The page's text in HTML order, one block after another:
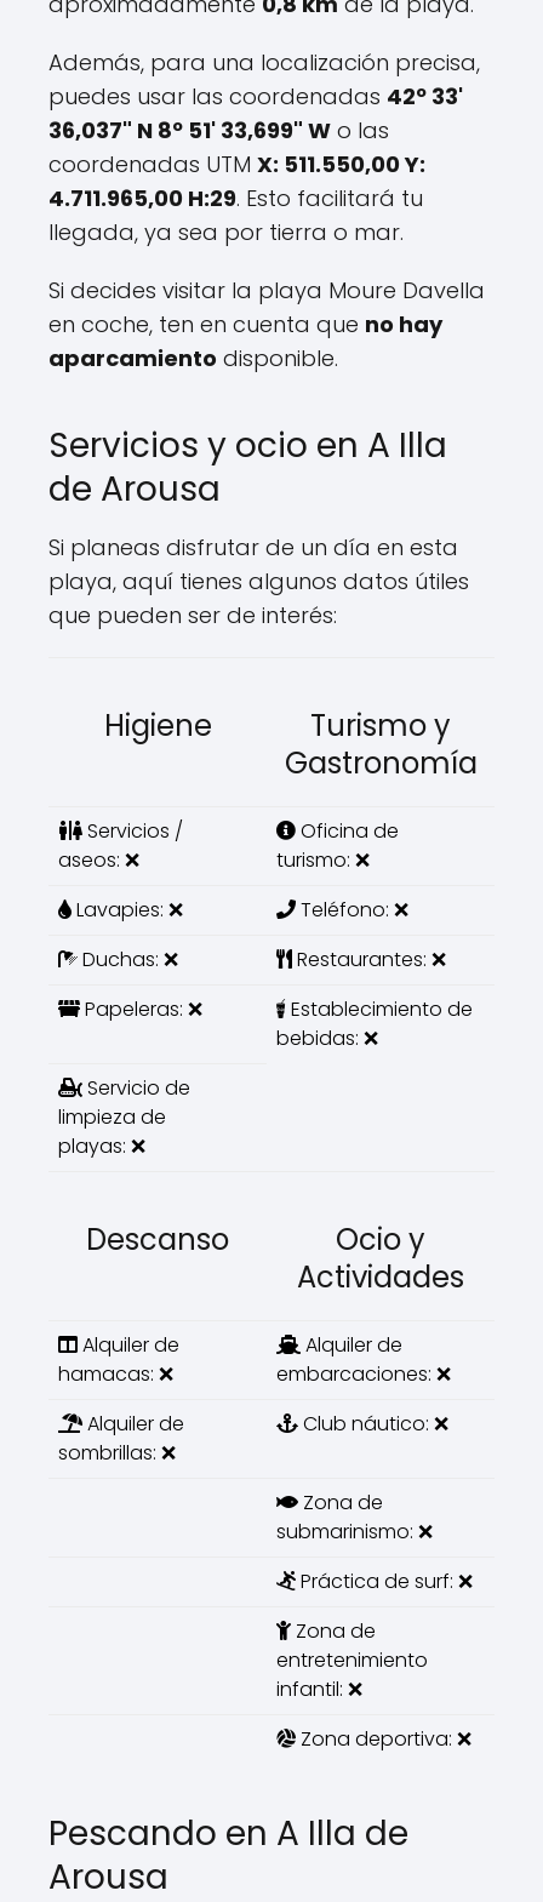
Además, para una localización precisa,
puedes usar las coordenadas 42º 33'
36,037" N 8º 51' 33,699" W o las
coordenadas UTM X: 511.550,00 Y:
4.711.965,00 H:29. Esto facilitará tu
llegada, ya sea por tierra o mar.
Si decides visitar la playa Moure Davella
en coche, ten en cuenta que no hay
aparcamiento disponible.
Servicios y ocio en A Illa
de Arousa
Si planeas disfrutar de un día en esta
playa, aquí tienes algunos datos útiles
que pueden ser de interés:
Higiene
Turismo y
Gastronomía
Servicios /
aseos: ❌
Oficina de
turismo: ❌
Lavapies: ❌
Teléfono: ❌
Duchas: ❌
Restaurantes: ❌
Papeleras: ❌
Establecimiento de
bebidas: ❌
Servicio de
limpieza de
playas: ❌
Descanso
Ocio y
Actividades
Alquiler de
hamacas: ❌
Alquiler de
embarcaciones: ❌
Alquiler de
sombrillas: ❌
Club náutico: ❌
Zona de
submarinismo: ❌
Práctica de surf: ❌
Zona de
entretenimiento
infantil: ❌
Zona deportiva: ❌
Pescando en A Illa de
Arousa